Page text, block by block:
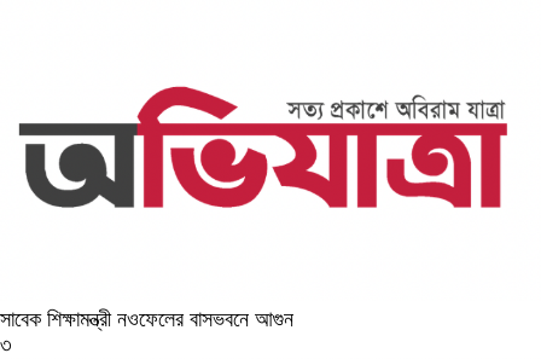
সাবেক শিক্ষামন্ত্রী নওফেলের বাসভবনে আগুন
৩